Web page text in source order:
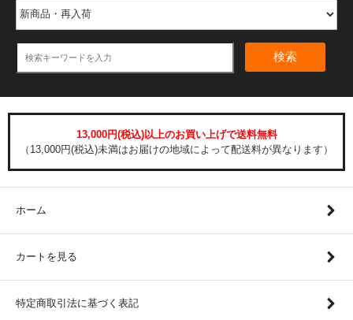
検索
13,000円(税込)以上のお買い上げで送料無料
（13,000円(税込)未満はお届けの地域によって配送料が異なります）
ホーム
カートを見る
特定商取引法に基づく表記